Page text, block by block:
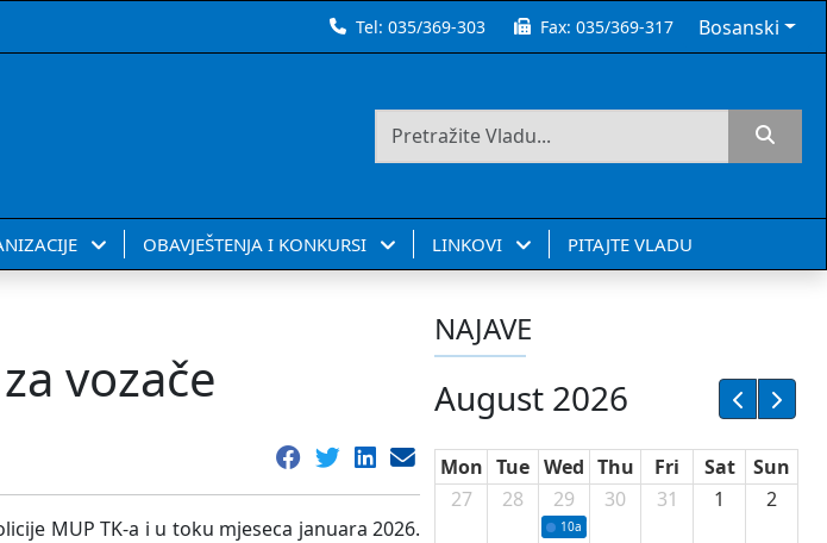
Tel:035/369-303 Fax:035/369-317 Bosanski
OBAVJEŠTENJA I KONKURSI LINKOVI PITAJTE VLADU
vozače
MUP TK-a i u toku mjeseca januara 2026.
NAJAVE
August 2026
Mon Tue Wed Thu Fri Sat
Sun
27
28 29
10a Potpisivanje ugovora sa neprofitnim
30 31 1 2